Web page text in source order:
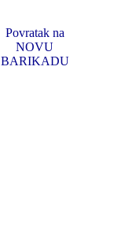
Povratak na
NOVU
BARIKADU